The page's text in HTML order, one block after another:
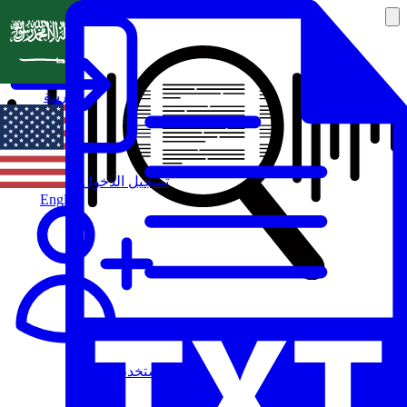
تسجيل الدخول
مستخدم جديد
العربية
English